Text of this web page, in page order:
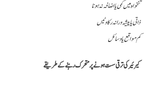
تنخواہ میں کمی یا اضافہ نہ ہونا
ذاتی یا پیشہ ورانہ رکاوٹیں
کم مواقع یا وسائل
کیرئیر کی ترقی سست ہونے پر متحرک رہنے کے طریقے